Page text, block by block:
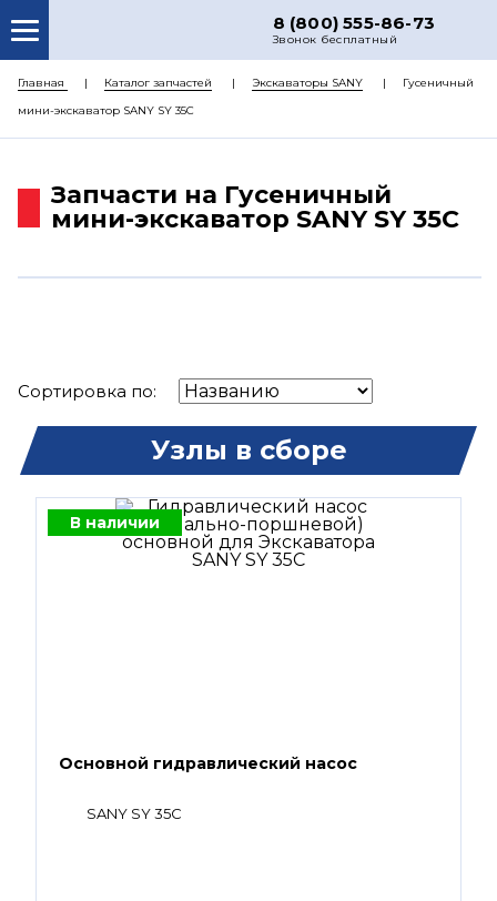
8 (800) 555-86-73
Звонок бесплатный
О НАС
КАТАЛОГ ЗАПЧАСТЕЙ
ДОСТАВКА
Главная Каталог запчастей Экскаваторы SANY
Гусеничный
мини-экскаватор SANY SY 35C
Запчасти на Гусеничный
мини-экскаватор SANY SY 35C
Сортировка по:
Узлы в сборе
В наличии
Основной гидравлический насос
SANY SY 35C